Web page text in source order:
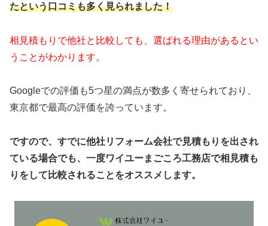
たという口コミも多く見られました！
相見積もりで他社と比較しても、選ばれる理由があるとい
うことがわかります。
Googleでの評価も5つ星の満点が数多く寄せられており、
東京都で最高の評価を誇っています。
ですので、すでに他社リフォーム会社で見積もりを出され
ている場合でも、一度ワイユーまごころ工務店で相見積も
りをして比較されることをオススメします。